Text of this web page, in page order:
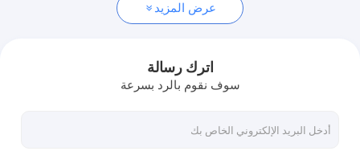
خدمات الطباعة الورقية
طباعة الملاحظات الصلبة
صناديق مطبوعة بألوان كاملة
عرض المزيد
اترك رسالة
سوف نقوم بالرد بسرعة